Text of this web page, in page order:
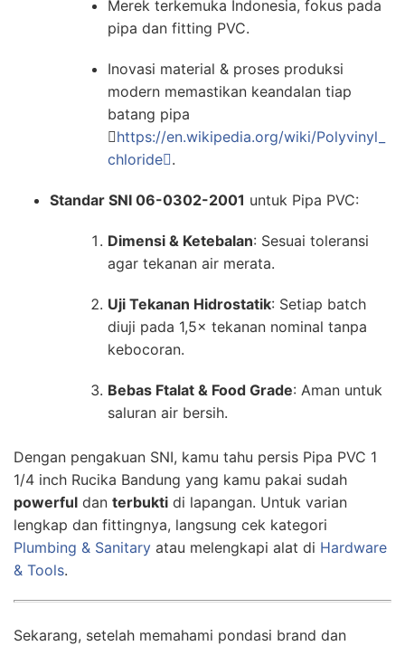
Merek terkemuka Indonesia, fokus pada
pipa dan fitting PVC.
Inovasi material & proses produksi
modern memastikan keandalan tiap
batang pipa
https://en.wikipedia.org/wiki/Polyvinyl_
chloride.
Standar SNI 06-0302-2001 untuk Pipa PVC:
Dimensi & Ketebalan: Sesuai toleransi
agar tekanan air merata.
Uji Tekanan Hidrostatik: Setiap batch
diuji pada 1,5× tekanan nominal tanpa
kebocoran.
Bebas Ftalat & Food Grade: Aman untuk
saluran air bersih.
Dengan pengakuan SNI, kamu tahu persis Pipa PVC 1
1/4 inch Rucika Bandung yang kamu pakai sudah
powerful dan terbukti di lapangan. Untuk varian
lengkap dan fittingnya, langsung cek kategori
Plumbing & Sanitary atau melengkapi alat di Hardware
& Tools.
Sekarang, setelah memahami pondasi brand dan